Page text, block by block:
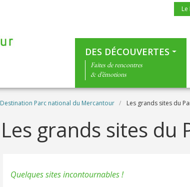
DES DÉCOUVERTES
Faites de rencontres
& d’émotions
Destination Parc national du Mercantour Les grands sites du
Les grands sites du
Quelques sites incontournables !